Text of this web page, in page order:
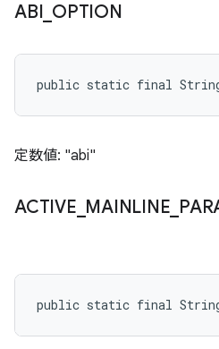
ABI OPTION
public static final String
定数値: "abi"
ACTIVE MAINLINE
public static final String